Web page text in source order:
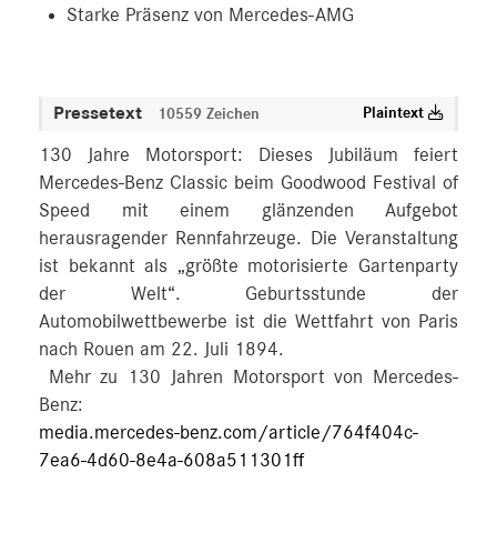
Starke Präsenz von Mercedes-AMG
Pressetext 10559 Zeichen Plaintext
130 Jahre Motorsport: Dieses Jubiläum feiert
Mercedes-Benz Classic beim Goodwood Festival of
Speed mit einem glänzenden Aufgebot
herausragender Rennfahrzeuge. Die Veranstaltung
ist bekannt als „größte motorisierte Gartenparty
der Welt“. Geburtsstunde der
Automobilwettbewerbe ist die Wettfahrt von Paris
nach Rouen am 22. Juli 1894.
Mehr zu 130 Jahren Motorsport von Mercedes-
Benz:
media.mercedes-benz.com/article/764f404c-
7ea6-4d60-8e4a-608a511301ff